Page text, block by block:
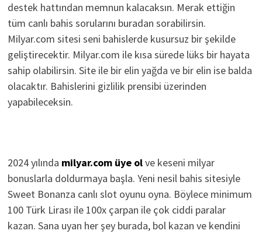
destek hattından memnun kalacaksın. Merak ettiğin
tüm canlı bahis sorularını buradan sorabilirsin.
Milyar.com sitesi seni bahislerde kusursuz bir şekilde
geliştirecektir. Milyar.com ile kısa sürede lüks bir hayata
sahip olabilirsin. Site ile bir elin yağda ve bir elin ise balda
olacaktır. Bahislerini gizlilik prensibi üzerinden
yapabileceksin.
2024 yılında milyar.com üye olve keseni milyar
bonuslarla doldurmaya başla. Yeni nesil bahis sitesiyle
Sweet Bonanza canlı slot oyunu oyna. Böylece minimum
100 Türk Lirası ile 100x çarpan ile çok ciddi paralar
kazan. Sana uyan her şey burada, bol kazan ve kendini